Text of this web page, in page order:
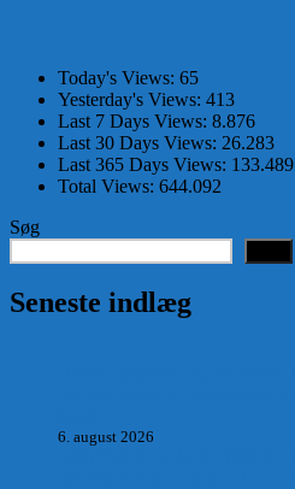
Today's Views: 65
Yesterday's Views: 413
Last 7 Days Views: 8.876
Last 30 Days Views: 26.283
Last 365 Days Views: 133.489
Total Views: 644.092
Søg
Seneste indlæg
6. august 2026